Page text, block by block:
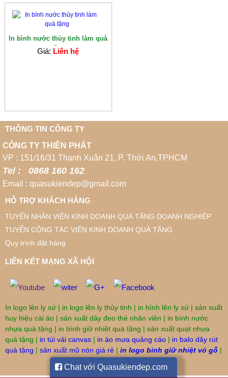
In bình nước thủy tinh làm quà
tặng
Giá: Liên hệ
THÔNG TIN CÔNG TY
CÔNG TY THIÊN PHÁT
VP : 151/16/31 Thạnh Xuân 21, P. Thới An,TPHCM
Tel : 0868 160 162
Email : quasukiendep@gmail.com
HỖ TRỢ KHÁCH HÀNG
TUYỂN NHÂN VIÊN KINH DOANH QUÀ TẶNG DOANH NGHIỆP
TUYỂN CỘNG TÁC VIÊN KINH DOANH QUÀ TẶNG
Quy trình đặt hàng
LIÊN KẾT MẠNG XÃ HỘI
In logo lên ly sứ | in logo lên ly thủy tinh | in hình lên ly sứ | sản xuất
huy hiệu cài áo | sản xuất dây đeo thẻ nhân viên | in bình nước
nhựa quà tặng | in bình giữ nhiệt quà tặng | sản xuất quạt nhựa
quà tặng | in túi vải canvas | in áo mưa quảng cáo | in balo dây rút
quà tặng | sản xuất mũ nón giá rẻ | in logo bình giữ nhiệt vỏ gỗ |
Chat với Quasukiendep.com